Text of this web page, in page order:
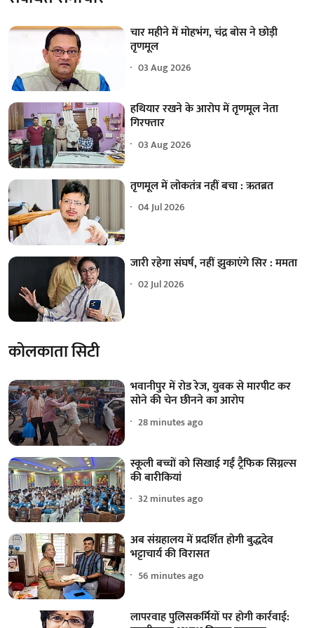
चार महीने में मोहभंग, चंद्र बोस ने छोड़ी
तृणमूल
03 Aug 2026
हथियार रखने के आरोप में तृणमूल नेता
गिरफ्तार
03 Aug 2026
तृणमूल में लोकतंत्र नहीं बचा : ऋतब्रत
04 Jul 2026
जारी रहेगा संघर्ष, नहीं झुकाएंगे सिर : ममता
02 Jul 2026
कोलकाता सिटी
भवानीपुर में रोड रेज, युवक से मारपीट कर
सोने की चेन छीनने का आरोप
28 minutes ago
स्कूली बच्चों को सिखाई गईं ट्रैफिक सिग्नल्स
की बारीकियां
32 minutes ago
अब संग्रहालय में प्रदर्शित होगी बुद्धदेव
भट्टाचार्य की विरासत
56 minutes ago
लापरवाह पुलिसकर्मियों पर होगी कार्रवाई: